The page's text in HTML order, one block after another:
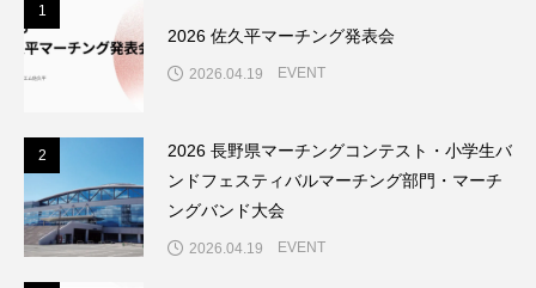
1
2026 佐久平マーチング発表会
2026.04.19 EVENT
2
2026 長野県マーチングコンテスト・小学生バ
ンドフェスティバルマーチング部門・マーチ
ングバンド大会
2026.04.19 EVENT